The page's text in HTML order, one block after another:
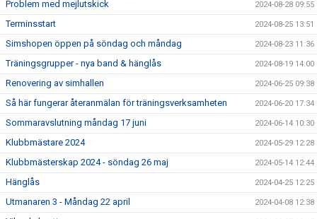
Problem med mejlutskick 2024-08-28 09:55
Terminsstart 2024-08-25 13:51
Simshopen öppen på söndag och måndag 2024-08-23 11:36
Träningsgrupper - nya band & hänglås 2024-08-19 14:00
Renovering av simhallen 2024-06-25 09:38
Så här fungerar återanmälan för träningsverksamheten 2024-06-20 17:34
Sommaravslutning måndag 17 juni 2024-06-14 10:30
Klubbmästare 2024 2024-05-29 12:28
Klubbmästerskap 2024 - söndag 26 maj 2024-05-14 12:44
Hänglås 2024-04-25 12:25
Utmanaren 3 - Måndag 22 april 2024-04-08 12:38